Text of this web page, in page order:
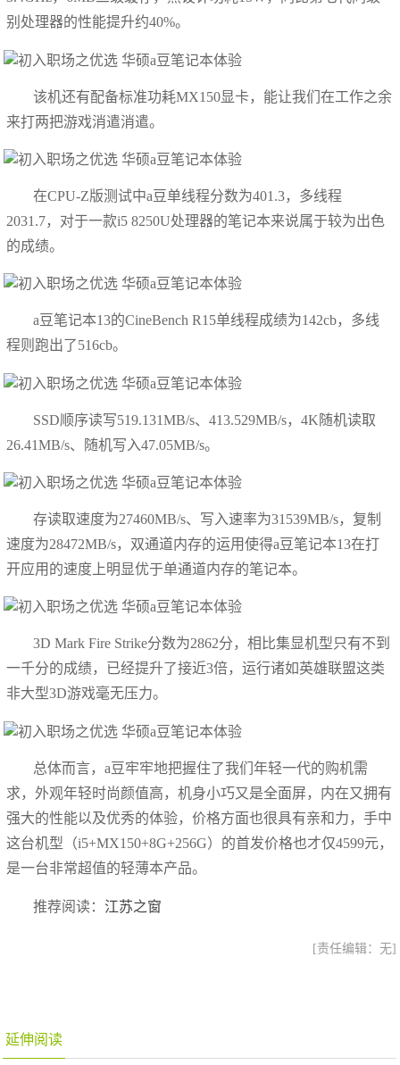
别处理器的性能提升约40%。
该机还有配备标准功耗MX150显卡，能让我们在工作之余
来打两把游戏消遣消遣。
在CPU-Z版测试中a豆单线程分数为401.3，多线程
2031.7，对于一款i5 8250U处理器的笔记本来说属于较为出色
的成绩。
a豆笔记本13的CineBench R15单线程成绩为142cb，多线
程则跑出了516cb。
SSD顺序读写519.131MB/s、413.529MB/s，4K随机读取
26.41MB/s、随机写入47.05MB/s。
存读取速度为27460MB/s、写入速率为31539MB/s，复制
速度为28472MB/s，双通道内存的运用使得a豆笔记本13在打
开应用的速度上明显优于单通道内存的笔记本。
3D Mark Fire Strike分数为2862分，相比集显机型只有不到
一千分的成绩，已经提升了接近3倍，运行诸如英雄联盟这类
非大型3D游戏毫无压力。
总体而言，a豆牢牢地把握住了我们年轻一代的购机需
求，外观年轻时尚颜值高，机身小巧又是全面屏，内在又拥有
强大的性能以及优秀的体验，价格方面也很具有亲和力，手中
这台机型（i5+MX150+8G+256G）的首发价格也才仅4599元，
是一台非常超值的轻薄本产品。
推荐阅读： 江苏之窗
[责任编辑：无]
延伸阅读